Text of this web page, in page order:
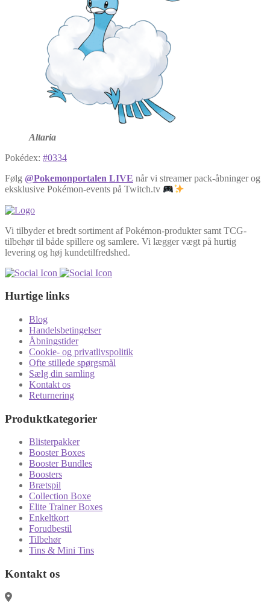
Altaria
Pokédex: #0334
Følg @Pokemonportalen LIVE når vi streamer pack-åbninger og
eksklusive Pokémon-events på Twitch.tv
Vi tilbyder et bredt sortiment af Pokémon-produkter samt TCG-
tilbehør til både spillere og samlere. Vi lægger vægt på hurtig
levering og høj kundetilfredshed.
Hurtige links
Blog
Handelsbetingelser
Åbningstider
Cookie- og privatlivspolitik
Ofte stillede spørgsmål
Sælg din samling
Kontakt os
Returnering
Produktkategorier
Blisterpakker
Booster Boxes
Booster Bundles
Boosters
Brætspil
Collection Boxe
Elite Trainer Boxes
Enkeltkort
Forudbestil
Tilbehør
Tins & Mini Tins
Kontakt os